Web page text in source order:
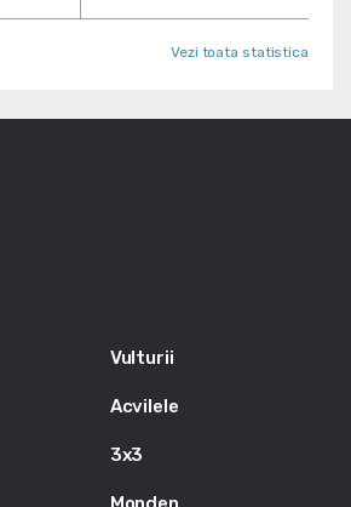
Vezi toata statistica
Vulturii
Acvilele
3x3